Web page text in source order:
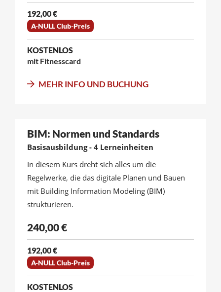
192,00 €
A-NULL Club-Preis
KOSTENLOS
mit Fitnesscard
MEHR INFO UND BUCHUNG
BIM: Normen und Standards
Basisausbildung - 4 Lerneinheiten
In diesem Kurs dreht sich alles um die
Regelwerke, die das digitale Planen und Bauen
mit Building Information Modeling (BIM)
strukturieren.
240,00 €
192,00 €
A-NULL Club-Preis
KOSTENLOS